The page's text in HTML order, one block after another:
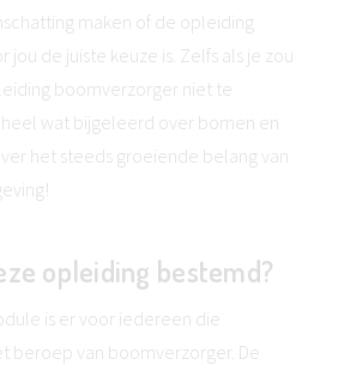
maken of de opleiding
de juiste keuze is. Zelfs als je zou
boomverzorger niet te
wat bijgeleerd over bomen en
het steeds groeiende belang van
opleiding bestemd?
is er voor iedereen die
beroep van boomverzorger. De